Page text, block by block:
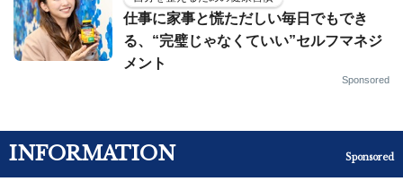
仕事に家事と慌ただしい毎日でもでき
る、“完璧じゃなくていい”セルフマネジ
メント
Sponsored
INFORMATION Sponsored